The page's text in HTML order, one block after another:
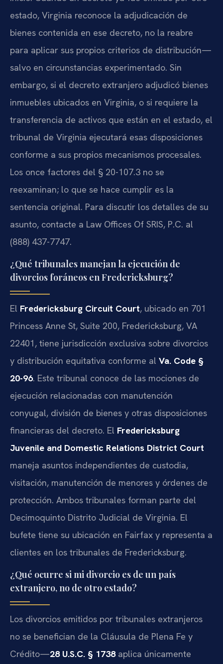
estado, Virginia reconoce la adjudicación de
bienes contenida en ese decreto, no la reabre
para aplicar sus propios criterios de distribución—
salvo en circunstancias experimentado. Sin
embargo, si el decreto extranjero adjudicó bienes
inmuebles ubicados en Virginia, o si requiere la
transferencia de activos que están en el estado, el
tribunal de Virginia ejecutará esas disposiciones
conforme a sus propios mecanismos procesales.
Los once factores del § 20-107.3 no se
reexaminan; lo que se hace cumplir es la
sentencia original. Para discutir los detalles de su
asunto, contacte a Law Offices Of SRIS, P.C. al
(888) 437-7747.
¿Qué tribunales manejan la ejecución de
divorcios foráneos en Fredericksburg?
El Fredericksburg Circuit Court, ubicado en 701
Princess Anne St, Suite 200, Fredericksburg, VA
22401, tiene jurisdicción exclusiva sobre divorcios
y distribución equitativa conforme al Va. Code §
20-96. Este tribunal conoce de las mociones de
ejecución relacionadas con manutención
conyugal, división de bienes y otras disposiciones
financieras del decreto. El Fredericksburg
Juvenile and Domestic Relations District Court
maneja asuntos independientes de custodia,
visitación, manutención de menores y órdenes de
protección. Ambos tribunales forman parte del
Decimoquinto Distrito Judicial de Virginia. El
bufete tiene su ubicación en Fairfax y representa a
clientes en los tribunales de Fredericksburg.
¿Qué ocurre si mi divorcio es de un país
extranjero, no de otro estado?
Los divorcios emitidos por tribunales extranjeros
no se benefician de la Cláusula de Plena Fe y
Crédito—28 U.S.C. § 1738aplica únicamente